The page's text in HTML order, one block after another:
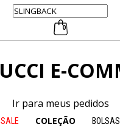
0
Ir para meus pedidos
SALE COLEÇÃO BOLSAS